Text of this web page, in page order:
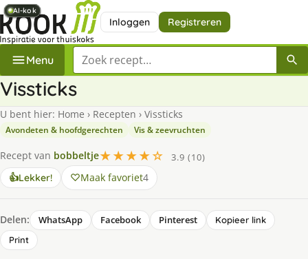
Inloggen Registreren
Menu Zoek een recept
Vissticks
U bent hier: Home › Recepten › Vissticks
Avondeten & hoofdgerechten Vis & zeevruchten
Recept van bobbeltje★★★★☆
3.9 (10)
👍Lekker! Maak favoriet4
Delen: WhatsApp Facebook Pinterest
Kopieer link
Print
AI-kok
AI-kok
AI-kok
AI-kok
AI-kok
AI-kok
AI-kok